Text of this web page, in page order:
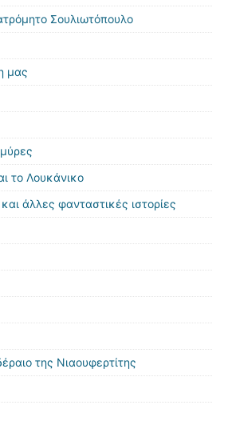
Σουλιωτόπουλο
μας
το Λουκάνικο
άλλες φανταστικές ιστορίες
της Νιαουφερτίτης